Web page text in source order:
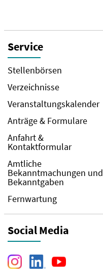
Service
Stellenbörsen
Verzeichnisse
Veranstaltungskalender
Anträge & Formulare
Anfahrt &
Kontaktformular
Amtliche
Bekanntmachungen und
Bekanntgaben
Fernwartung
Social Media